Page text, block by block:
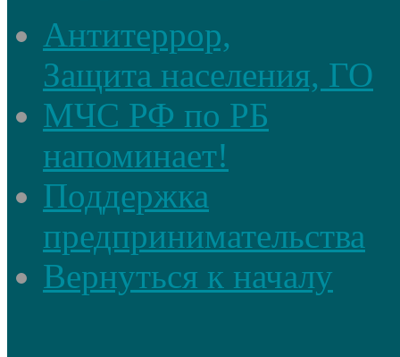
Антитеррор,
Защита населения, ГО
МЧС РФ по РБ
напоминает!
Поддержка
предпринимательства
Вернуться к началу